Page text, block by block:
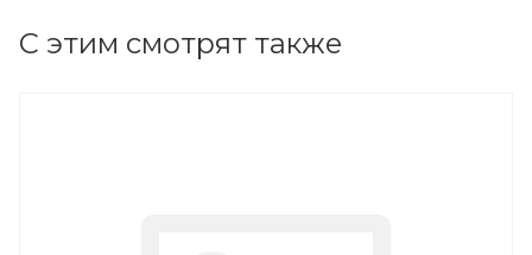
С этим смотрят также